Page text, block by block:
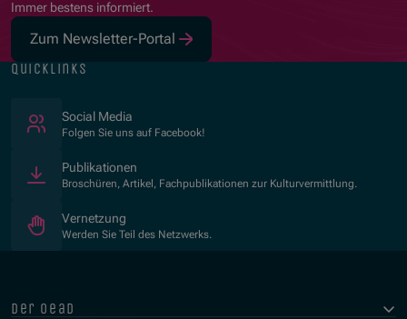
Immer bestens informiert.
Zum Newsletter-Portal
quicklinks
Social Media
Folgen Sie uns auf Facebook!
Publikationen
Broschüren, Artikel, Fachpublikationen zur Kulturvermittlung.
Vernetzung
Werden Sie Teil des Netzwerks.
der oead